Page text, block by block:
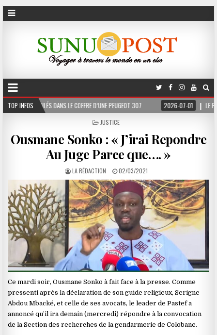
TOP INFOS
COFFRE D’UNE PEUGEOT 307 2026-07-01 LE PR MEISSA DIAKHATÉ
POSTED
JUSTICE
Ousmane Sonko : « J’irai Repondre
Au Juge Parce que…. »
LA RÉDACTION 02/03/2021
Ce mardi soir, Ousmane Sonko à fait face à la presse. Comme
pressenti après la déclaration de son guide religieux, Serigne
Abdou Mbacké, et celle de ses avocats, le leader de Pastef a
annoncé qu’il ira demain (mercredi) répondre à la convocation
de la Section des recherches de la gendarmerie de Colobane.